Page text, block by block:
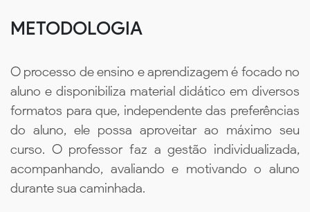
METODOLOGIA
O processo de ensino e aprendizagem é focado no
aluno e disponibiliza material didático em diversos
formatos para que, independente das preferências
do aluno, ele possa aproveitar ao máximo seu
curso. O professor faz a gestão individualizada,
acompanhando, avaliando e motivando o aluno
durante sua caminhada.